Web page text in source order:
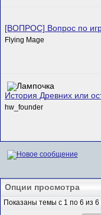
[ВОПРОС] Вопрос по
Flying Mage
История Древних или
hw_founder
Опции просмотра
Показаны темы с 1 по 6 из 6